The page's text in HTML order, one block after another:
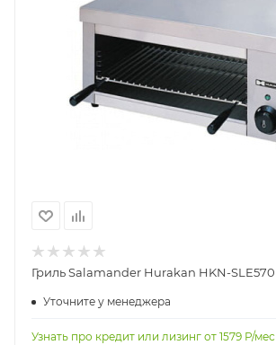
Гриль Salamander Hurakan HKN-SLE570
Уточните у менеджера
Узнать про кредит или лизинг от 1579 Р/мес